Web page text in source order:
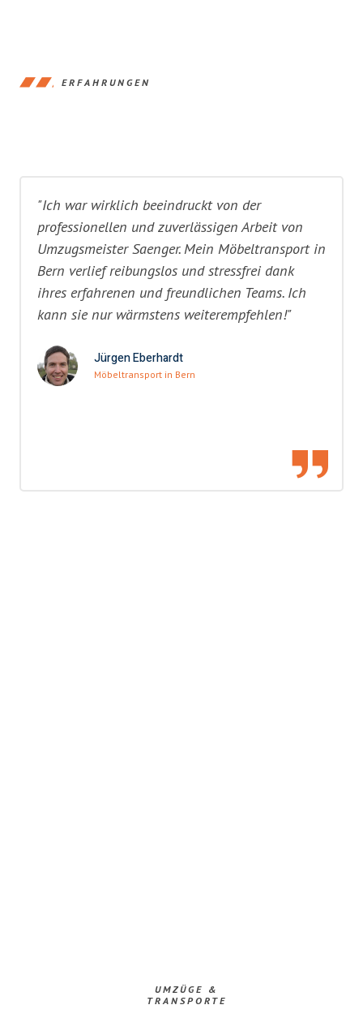
ERFAHRUNGEN
"Ich war wirklich beeindruckt von der
professionellen und zuverlässigen Arbeit von
Umzugsmeister Saenger. Mein Möbeltransport in
Bern verlief reibungslos und stressfrei dank
ihres erfahrenen und freundlichen Teams. Ich
kann sie nur wärmstens weiterempfehlen!"
Jürgen Eberhardt
Möbeltransport in Bern
UMZÜGE &
TRANSPORTE